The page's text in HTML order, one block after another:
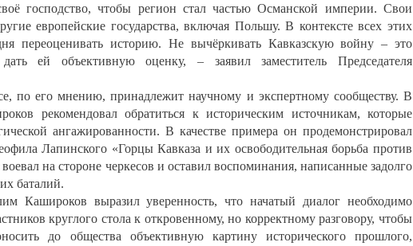
господство, чтобы регион стал частью Османской империи. Свои
европейские государства, включая Польшу. В контексте всех этих
переоценивать историю. Не вычёркивать Кавказскую войну – это
ей объективную оценку, – заявил заместитель Председателя
по его мнению, принадлежит научному и экспертному сообществу. В
рекомендовал обратиться к историческим источникам, которые
ангажированности. В качестве примера он продемонстрировал
Лапинского «Горцы Кавказа и их освободительная борьба против
на стороне черкесов и оставил воспоминания, написанные задолго
баталий.
Кашироков выразил уверенность, что начатый диалог необходимо
круглого стола к откровенному, но корректному разговору, чтобы
до общества объективную картину исторического прошлого,